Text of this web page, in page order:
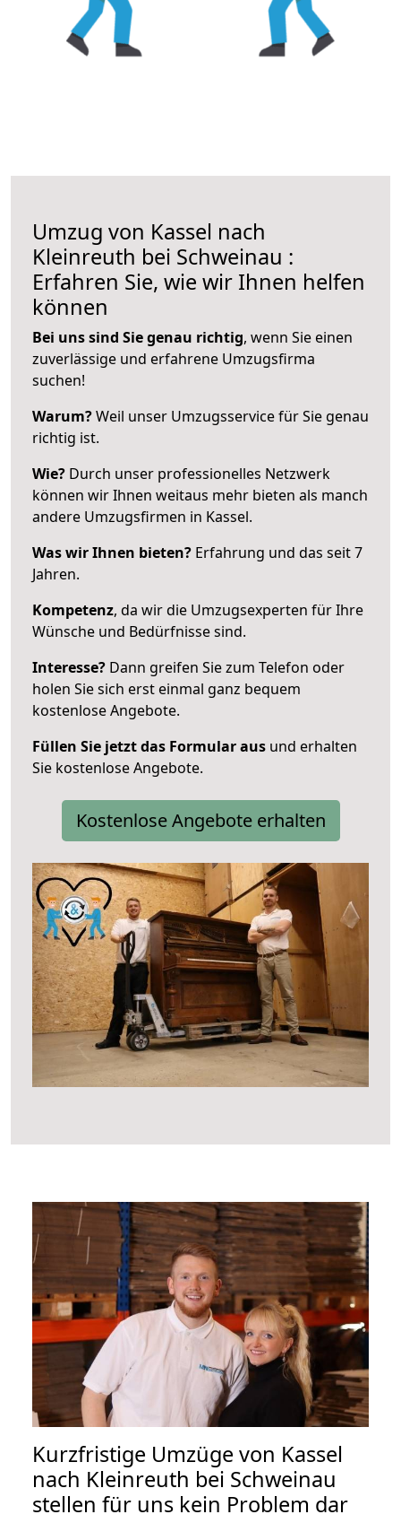
Umzug von Kassel nach
Kleinreuth bei Schweinau :
Erfahren Sie, wie wir Ihnen helfen
können
Bei uns sind Sie genau richtig, wenn Sie einen
zuverlässige und erfahrene Umzugsfirma
suchen!
Warum?Weil unser Umzugsservice für Sie genau
richtig ist.
Wie? Durch unser professionelles Netzwerk
können wir Ihnen weitaus mehr bieten als manch
andere Umzugsfirmen in Kassel.
Was wir Ihnen bieten? Erfahrung und das seit 7
Jahren.
Kompetenz, da wir die Umzugsexperten für Ihre
Wünsche und Bedürfnisse sind.
Interesse? Dann greifen Sie zum Telefon oder
holen Sie sich erst einmal ganz bequem
kostenlose Angebote.
Füllen Sie jetzt das Formular aus und erhalten
Sie kostenlose Angebote.
Kostenlose Angebote erhalten
Kurzfristige Umzüge von Kassel
nach Kleinreuth bei Schweinau
stellen für uns kein Problem dar